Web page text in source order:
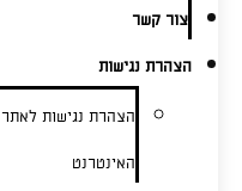
צור קשר
הצהרת נגישות
הצהרת נגישות לאתר
האינטרנט